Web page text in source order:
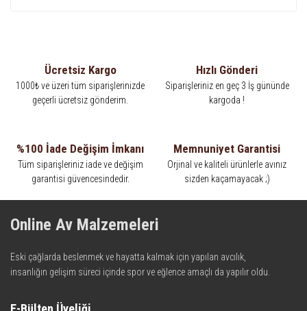
Ücretsiz Kargo
1000₺ ve üzeri tüm siparişlerinizde
geçerli ücretsiz gönderim.
Hızlı Gönderi
Siparişleriniz en geç 3 İş gününde
kargoda !
%100 İade Değişim İmkanı
Tüm siparişleriniz iade ve değişim
garantisi güvencesindedir.
Memnuniyet Garantisi
Orjinal ve kaliteli ürünlerle avınız
sizden kaçamayacak ;)
Online Av Malzemeleri
Eski çağlarda beslenmek ve hayatta kalmak için yapılan avcılık,
insanlığın gelişim süreci içinde spor ve eğlence amaçlı da yapılır oldu.
teknolojinin dokunuşuyla av malzemelerinde en iyisini meydana